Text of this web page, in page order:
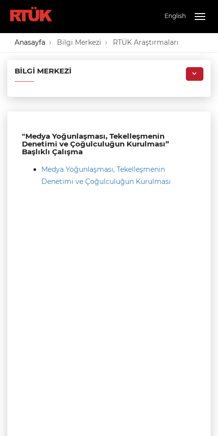
English
Anasayfa Bilgi Merkezi RTÜK Araştırmaları
BILGI MERKEZI
"Medya Yoğunlaşması, Tekelleşmenin
Denetimi ve Çoğulculuğun Kurulması”
Başlıklı Çalışma
Medya Yoğunlaşması, Tekelleşmenin
Denetimi ve Çoğulculuğun Kurulması